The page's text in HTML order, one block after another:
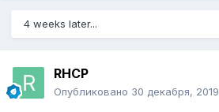
4 weeks later...
RHCP
Опубликовано 30 декабря, 2019